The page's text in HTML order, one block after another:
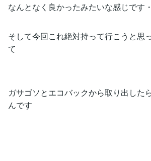
なんとなく良かったみたいな感じです
そして今回これ絶対持って行こうと思
て
ガサゴソとエコバックから取り出した
んです